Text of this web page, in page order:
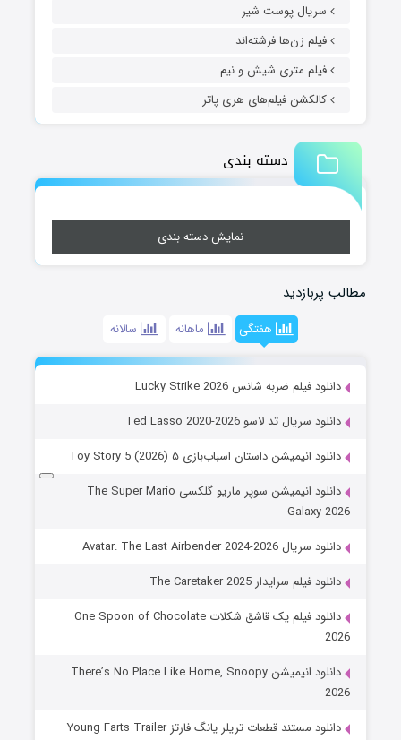
سریال پوست شیر
فیلم زن‌ها فرشته‌اند
فیلم متری شیش و نیم
کالکشن فیلم‌های هری پاتر
دسته بندی
نمایش دسته بندی
مطالب پربازدید
هفتگی ماهانه سالانه
دانلود فیلم ضربه شانس Lucky Strike 2026
دانلود سریال تد لاسو Ted Lasso 2020-2026
دانلود انیمیشن داستان اسباب‌بازی ۵ Toy Story 5 (2026)
دانلود انیمیشن سوپر ماریو گلکسی The Super Mario
Galaxy 2026
دانلود سریال Avatar: The Last Airbender 2024-2026
دانلود فیلم سرایدار The Caretaker 2025
دانلود فیلم یک قاشق شکلات One Spoon of Chocolate
2026
دانلود انیمیشن There’s No Place Like Home, Snoopy
2026
دانلود مستند قطعات تریلر یانگ فارتز Young Farts Trailer